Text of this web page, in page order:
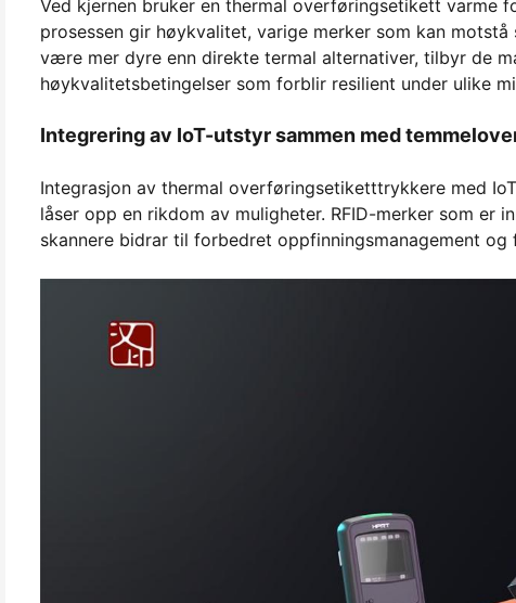
Ved kjernen bruker en thermal overføringsetikett
prosessen gir høykvalitet, varige merker som kan
være mer dyre enn direkte termal alternativer, tilbyr de
høykvalitetsbetingelser som forblir resilient under ulike
Integrering av IoT-utstyr sammen med
Integrasjon av thermal overføringsetiketttrykkere med
låser opp en rikdom av muligheter. RFID-merker som er
skannere bidrar til forbedret oppfinningsmanagement og